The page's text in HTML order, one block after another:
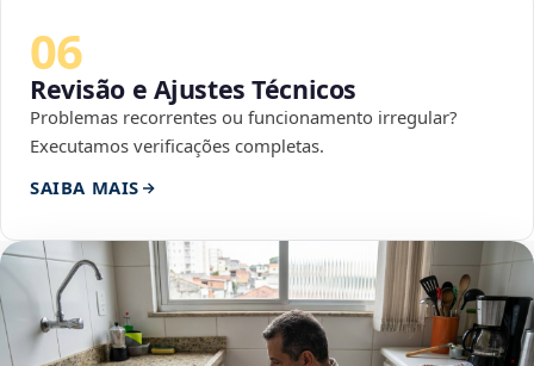
06
Revisão e Ajustes Técnicos
Problemas recorrentes ou funcionamento irregular?
Executamos verificações completas.
SAIBA MAIS